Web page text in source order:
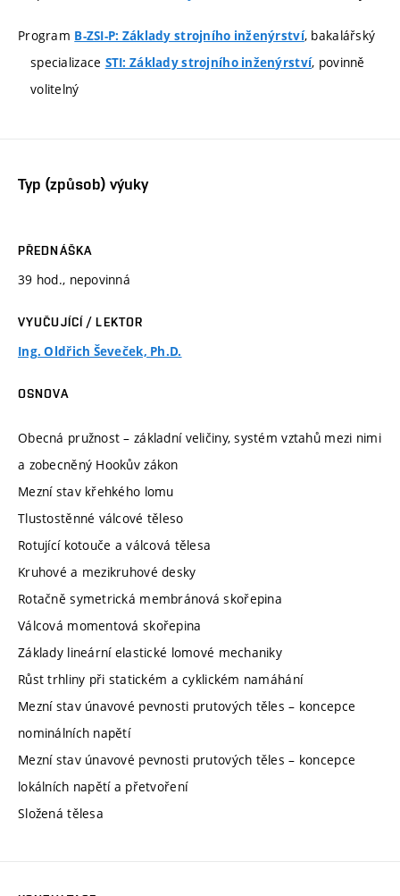
Program B-ZSI-P: Základy strojního inženýrství, bakalářský
specializace STI: Základy strojního inženýrství, povinně
volitelný
Typ (způsob) výuky
PŘEDNÁŠKA
39 hod., nepovinná
VYUČUJÍCÍ / LEKTOR
Ing. Oldřich Ševeček, Ph.D.
OSNOVA
Obecná pružnost – základní veličiny, systém vztahů mezi nimi
a zobecněný Hookův zákon
Mezní stav křehkého lomu
Tlustostěnné válcové těleso
Rotující kotouče a válcová tělesa
Kruhové a mezikruhové desky
Rotačně symetrická membránová skořepina
Válcová momentová skořepina
Základy lineární elastické lomové mechaniky
Růst trhliny při statickém a cyklickém namáhání
Mezní stav únavové pevnosti prutových těles – koncepce
nominálních napětí
Mezní stav únavové pevnosti prutových těles – koncepce
lokálních napětí a přetvoření
Složená tělesa